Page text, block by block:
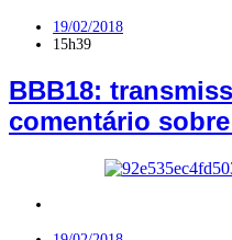
19/02/2018
15h39
BBB18:
comentário